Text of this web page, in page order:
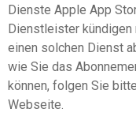
Dienste Apple App
Dienstleister
einen solchen Dienst
wie Sie das
können, folgen Sie
Webseite.